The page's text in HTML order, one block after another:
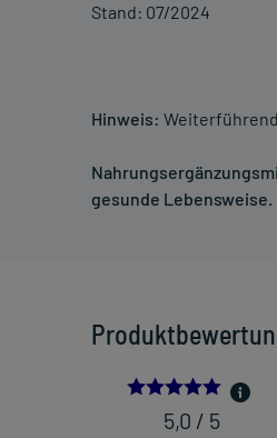
Stand: 07/2024
Hinweis:
gesunde Lebensweise.
5.0
5,0 / 5